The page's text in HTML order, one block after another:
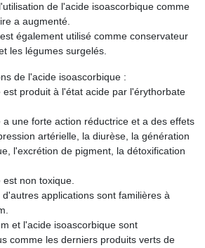
de l'acide isoascorbique comme
a augmenté.
également utilisé comme conservateur
les légumes surgelés.
de l'acide isoascorbique :
produit à l'état acide par l'érythorbate
une forte action réductrice et a des effets
artérielle, la diurèse, la génération
l'excrétion de pigment, la détoxification
non toxique.
applications sont familières à
et l'acide isoascorbique sont
comme les derniers produits verts de